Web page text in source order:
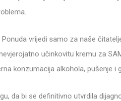
vrijedi samo za naše
učinkovitu kremu za
konzumacija alkohola, pušenje
da bi se definitivno utvrdila